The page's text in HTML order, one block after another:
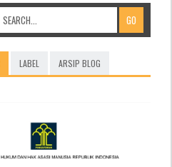
LABEL ARSIP BLOG